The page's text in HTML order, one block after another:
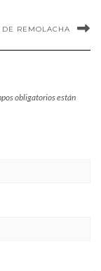
REMOLACHA
obligatorios están